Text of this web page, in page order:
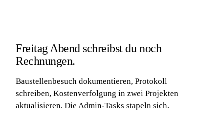
Freitag Abend schreibst du noch
Rechnungen.
Baustellenbesuch dokumentieren, Protokoll
schreiben, Kostenverfolgung in zwei Projekten
aktualisieren. Die Admin-Tasks stapeln sich.